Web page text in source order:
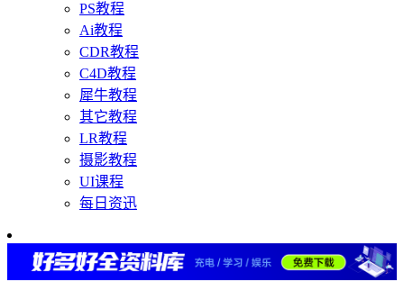
PS教程
Ai教程
CDR教程
C4D教程
犀牛教程
其它教程
LR教程
摄影教程
UI课程
每日资迅